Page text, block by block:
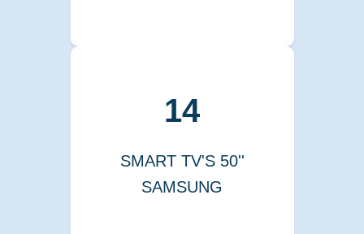
14
SMART TV'S 50''
SAMSUNG